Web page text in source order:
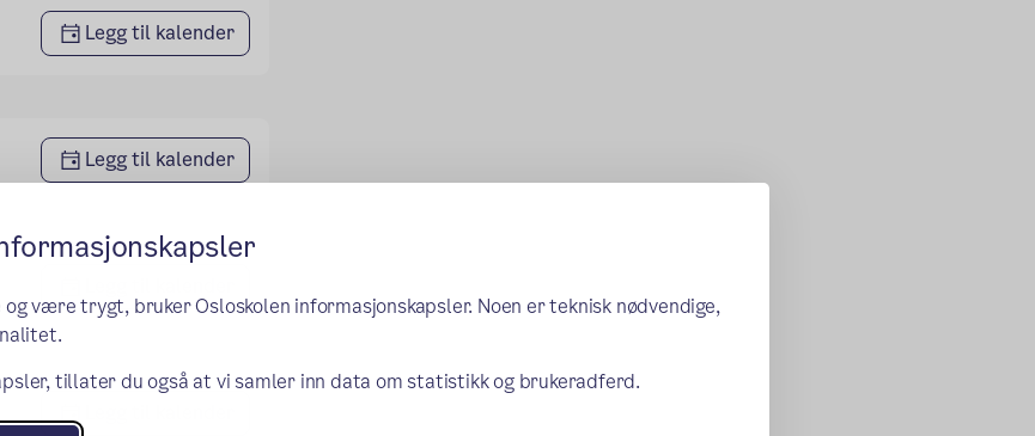
være trygt, bruker Osloskolen informasjonskapsler. Noen er teknisk nødvendige,
tillater du også at vi samler inn data om statistikk og brukeradferd.
Legg til kalender
Legg til kalender